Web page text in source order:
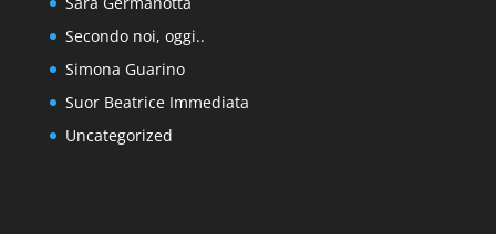
Secondo noi, oggi..
Simona Guarino
Suor Beatrice Immediata
Uncategorized